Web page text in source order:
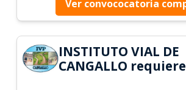
Ver convococatoria
INSTITUTO VIAL DE
CANGALLO